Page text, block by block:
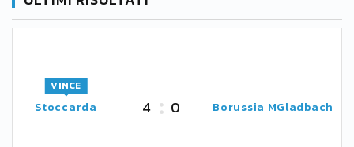
Stoccarda
VINCE
4 0 Borussia MGladbach